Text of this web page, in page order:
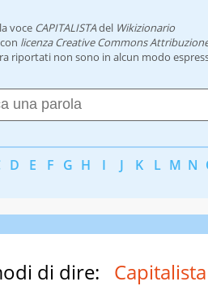
voce CAPITALISTAdel Wikizionario
licenza Creative Commons
riportati non sono in alcun modo
D E F G H I J K L M N
di dire: Capitalista